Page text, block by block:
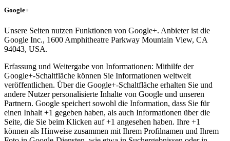
Google+
Unsere Seiten nutzen Funktionen von Google+. Anbieter ist die
Google Inc., 1600 Amphitheatre Parkway Mountain View, CA
94043, USA.
Erfassung und Weitergabe von Informationen: Mithilfe der
Google+-Schaltfläche können Sie Informationen weltweit
veröffentlichen. Über die Google+-Schaltfläche erhalten Sie und
andere Nutzer personalisierte Inhalte von Google und unseren
Partnern. Google speichert sowohl die Information, dass Sie für
einen Inhalt +1 gegeben haben, als auch Informationen über die
Seite, die Sie beim Klicken auf +1 angesehen haben. Ihre +1
können als Hinweise zusammen mit Ihrem Profilnamen und Ihrem